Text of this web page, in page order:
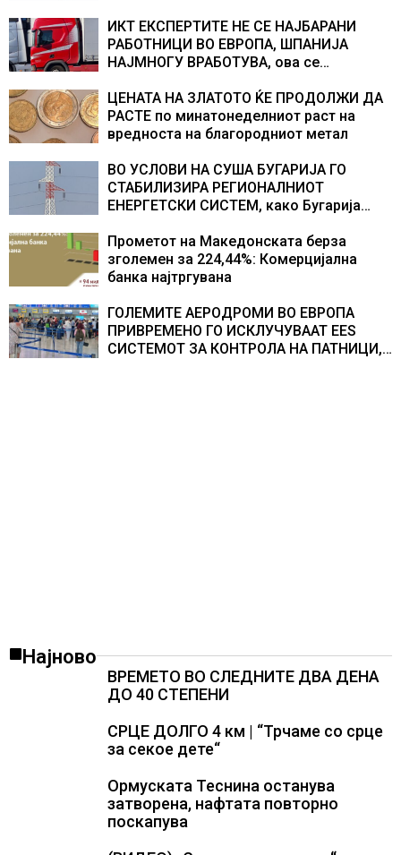
ИКТ ЕКСПЕРТИТЕ НЕ СЕ НАЈБАРАНИ
РАБОТНИЦИ ВО ЕВРОПА, ШПАНИЈА
НАЈМНОГУ ВРАБОТУВА, oва се
година
ЦЕНАТА НА ЗЛАТОТО ЌЕ ПРОДОЛЖИ ДА
РАСТЕ по минатонеделниот раст на
вредноста на благородниот метал
ВО УСЛОВИ НА СУША БУГАРИЈА ГО
СТАБИЛИЗИРА РЕГИОНАЛНИОТ
ЕНЕРГЕТСКИ СИСТЕМ, како Бугарија
складирање на енергија од батерии
Прометот на Македонската берза
зголемен за 224,44%: Комерцијална
банка најтргувана
ГОЛЕМИТЕ АЕРОДРОМИ ВО ЕВРОПА
ПРИВРЕМЕНО ГО ИСКЛУЧУВААТ ЕЕS
СИСТЕМОТ ЗА КОНТРОЛА НА ПАТНИЦИ,
Најново
ВРЕМЕТО ВО СЛЕДНИТЕ ДВА ДЕНА
ДО 40 СТЕПЕНИ
СРЦЕ ДОЛГО 4 км | “Трчаме со срце
за секое дете“
Ормуската Теснина останува
затворена, нафтата повторно
поскапува